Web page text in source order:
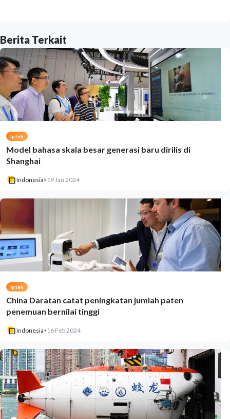
Berita Terkait
Iptek
Model bahasa skala besar generasi baru dirilis di
Shanghai
Indonesia• 19 Jan 2024
Iptek
China Daratan catat peningkatan jumlah paten
penemuan bernilai tinggi
Indonesia• 16 Feb 2024